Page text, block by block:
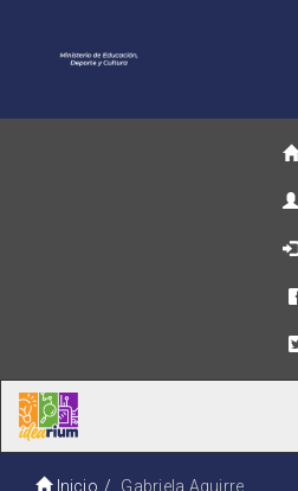
Inicio Gabriela Aguirre